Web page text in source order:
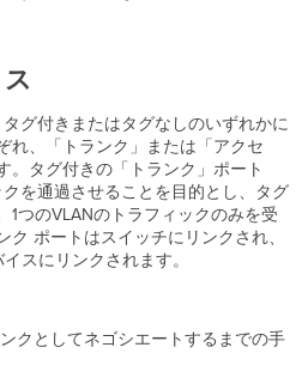
グ付きまたはタグなしのいずれかに
れ、「トランク」または「アクセ
。タグ付きの「トランク」ポート
を通過させることを目的とし、タグ
1つのVLANのトラフィックのみを受
ポートはスイッチにリンクされ、
スにリンクされます。
クとしてネゴシエートするまでの手